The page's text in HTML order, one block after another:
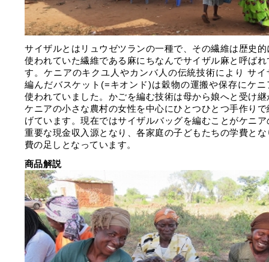
サイザルとはリュウゼツランの一種で、その繊維は歴史
使われていた繊維である麻にちなんでサイザル麻と呼ば
す。ケニアのキクユ人やカンバ人の伝統技術により サイ
編んだバスケット(=キオンド)は穀物の運搬や保存にケニ
使われていました。かごを編む技術は母から娘へと受け
ケニアの小さな農村の女性を中心にひとつひとつ手作り
げています。現在ではサイザルバッグを編むことがケニ
重要な現金収入源となり、各家庭の子どもたちの学費と
費の足しとなっています。
商品解説